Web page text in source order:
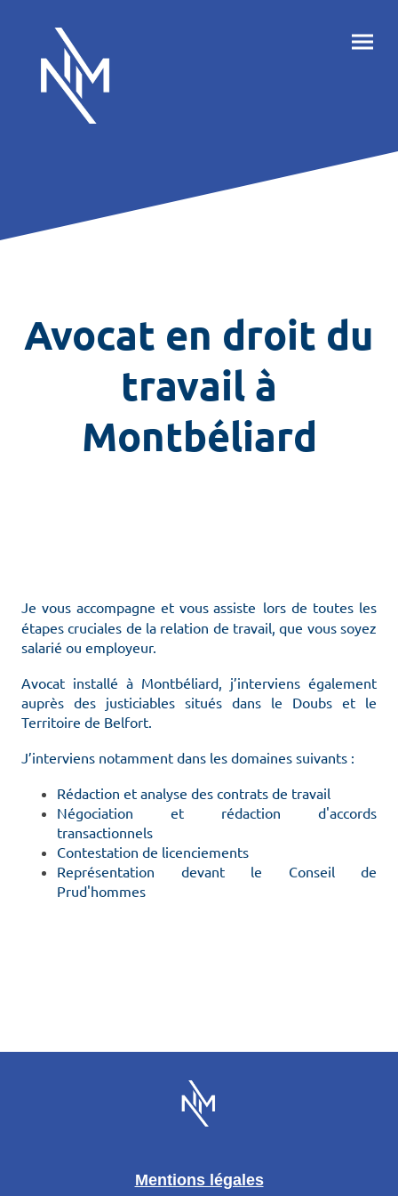
Avocat en droit du
travail à
Montbéliard
Je vous accompagne et vous assiste lors de toutes les
étapes cruciales de la relation de travail, que vous soyez
salarié ou employeur.
Avocat installé à Montbéliard, j’interviens également
auprès des justiciables situés dans le Doubs et le
Territoire de Belfort.
J’interviens notamment dans les domaines suivants :
Rédaction et analyse des contrats de travail
Négociation et rédaction d'accords
transactionnels
Contestation de licenciements
Représentation devant le Conseil de
Prud'hommes
Mentions légales